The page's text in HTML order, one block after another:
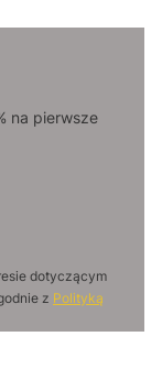
na pierwsze
dotyczącym
z Polityką